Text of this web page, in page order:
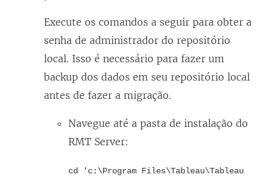
Execute os comandos a seguir para obter a
senha de administrador do repositório
local. Isso é necessário para fazer um
backup dos dados em seu repositório local
antes de fazer a migração.
Navegue até a pasta de instalação do
RMT Server:
cd 'c:\Program Files\Tableau\Tableau